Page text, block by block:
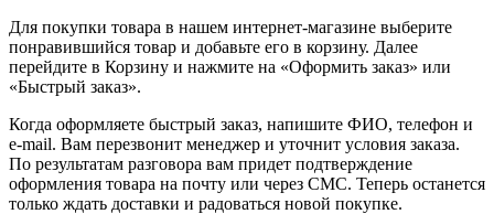
Для покупки товара в нашем интернет-магазине выберите
понравившийся товар и добавьте его в корзину. Далее
перейдите в Корзину и нажмите на «Оформить заказ» или
«Быстрый заказ».
Когда оформляете быстрый заказ, напишите ФИО, телефон и
e-mail. Вам перезвонит менеджер и уточнит условия заказа.
По результатам разговора вам придет подтверждение
оформления товара на почту или через СМС. Теперь останется
только ждать доставки и радоваться новой покупке.